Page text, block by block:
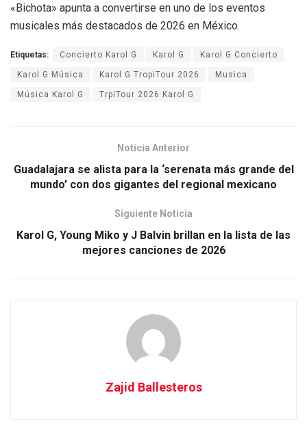
«Bichota» apunta a convertirse en uno de los eventos
musicales más destacados de 2026 en México.
Etiquetas: Concierto Karol G Karol G Karol G Concierto
Karol G Música Karol G TropiTour 2026 Musica
Música Karol G TrpiTour 2026 Karol G
Noticia Anterior
Guadalajara se alista para la ‘serenata más grande del
mundo’ con dos gigantes del regional mexicano
Siguiente Noticia
Karol G, Young Miko y J Balvin brillan en la lista de las
mejores canciones de 2026
Zajid Ballesteros